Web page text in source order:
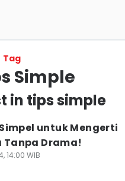
Tag
Simple
in tips simple
untuk Mengerti
Drama!
14:00 WIB